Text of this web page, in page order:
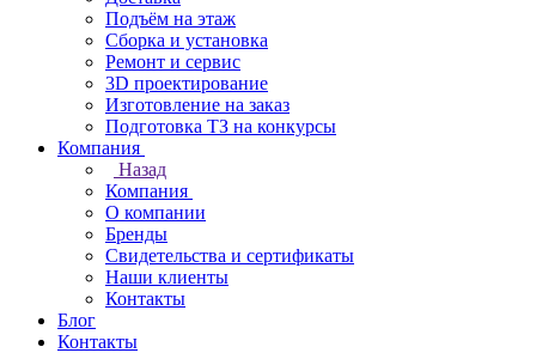
Подъём на этаж
Сборка и установка
Ремонт и сервис
3D проектирование
Изготовление на заказ
Подготовка ТЗ на конкурсы
Компания
Назад
Компания
О компании
Бренды
Свидетельства и сертификаты
Наши клиенты
Контакты
Блог
Контакты